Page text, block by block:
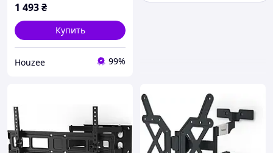
1 493₴
Купить
Houzee 99%